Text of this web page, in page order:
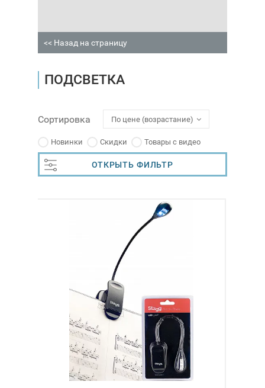
<< Назад на страницу
ПОДСВЕТКА
ОТКРЫТЬ ФИЛЬТР
Новинки Скидки Товары с видео
Сортировка По цене (возрастание)